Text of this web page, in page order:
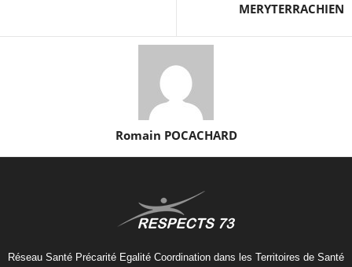
MERYTERRACHIEN
Romain POCACHARD
Réseau Santé Précarité Egalité Coordination dans les Territoires de Santé